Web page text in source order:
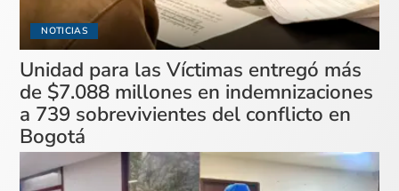
NOTICIAS
Unidad para las Víctimas entregó más
de $7.088 millones en indemnizaciones
a 739 sobrevivientes del conflicto en
Bogotá